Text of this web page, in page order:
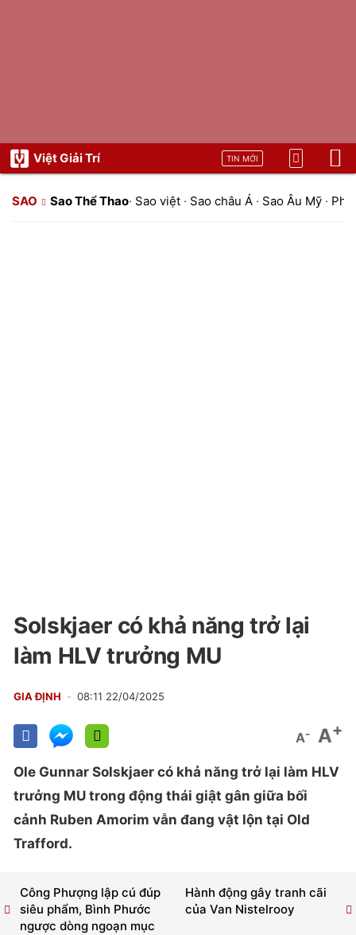
Việt Giải Trí TIN MỚI
SAO Sao Thể Thao· Sao việt · Sao châu Á · Sao Âu Mỹ ·
Solskjaer có khả năng trở lại
làm HLV trưởng MU
GIA ĐỊNH 08:11 22/04/2025
A- A+
Ole Gunnar Solskjaer có khả năng trở lại làm HLV
trưởng MU trong động thái giật gân giữa bối
cảnh Ruben Amorim vẫn đang vật lộn tại Old
Trafford.
Hành động gây tranh cãi
của Van Nistelrooy
Công Phượng lập cú đúp
siêu phẩm, Bình Phước
ngược dòng ngoạn mục